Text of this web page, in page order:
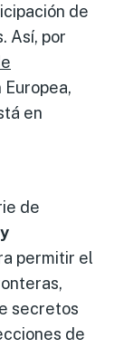
de
Así, por
Europea,
en
de
permitir el
secretos
de